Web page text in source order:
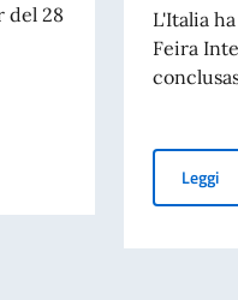
del 28
LINEE TELEFONICHE
L'Italia
Feira
Leggi